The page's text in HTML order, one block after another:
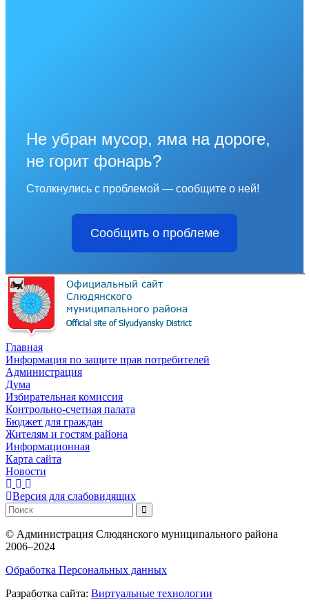
Не убран мусор, яма на дороге,
не горит фонарь?
Столкнулись с проблемой — сообщите о ней!
Сообщить о проблеме
Главная
Информация по защите прав потребителей
Администрация
Дума
Избирательная комиссия
Контрольно-счетная палата
Бюджет для граждан
Жителям и гостям района
Информационная
Карта сайта
Новости
Версия для слабовидящих
© Администрация Слюдянского муниципального района
2006–2024
Обработка Персональных данных
Разработка сайта: Виртуальные технологии